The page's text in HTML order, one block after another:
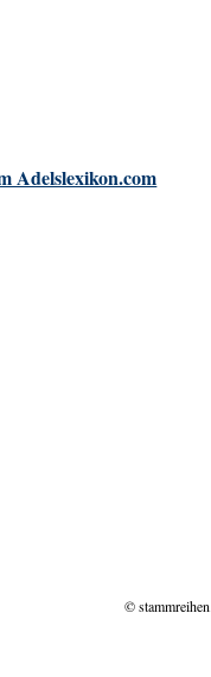
Adelslexikon.com
©